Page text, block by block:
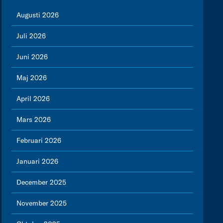
Augusti 2026
Juli 2026
Juni 2026
Maj 2026
April 2026
Mars 2026
Februari 2026
Januari 2026
December 2025
November 2025